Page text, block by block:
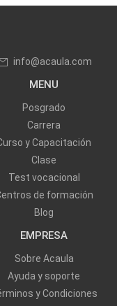
info@acaula.com
MENU
Posgrado
Carrera
y Capacitación
Clase
Test vocacional
de formación
Blog
EMPRESA
Sobre Acaula
Ayuda y soporte
y Condiciones